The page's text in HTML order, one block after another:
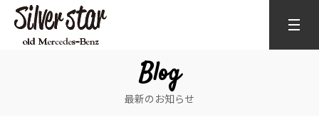
Blog
最新のお知らせ